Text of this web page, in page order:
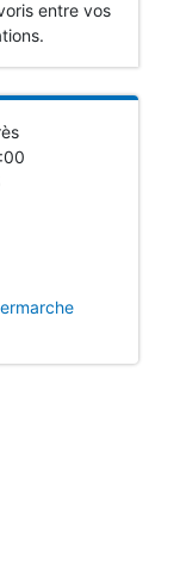
entre vos